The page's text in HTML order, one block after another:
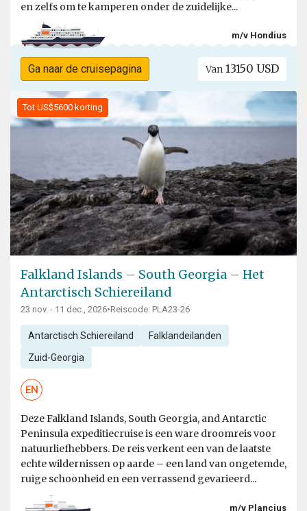
en zelfs om te kamperen onder de zuidelijke...
m/v Hondius
Ga naar de cruisepagina Van 13150 USD
Tot US$5600 korting
Falkland Islands – South Georgia – Het
Antarctisch Schiereiland
23 nov. - 11 dec., 2026•Reiscode: PLA23-26
Antarctisch Schiereiland Falklandeilanden
Zuid-Georgia
EN
Deze Falkland Islands, South Georgia, and Antarctic
Peninsula expeditiecruise is een ware droomreis voor
natuurliefhebbers. De reis verkent een van de laatste
echte wildernissen op aarde – een land van ongetemde,
ruige schoonheid en een verrassend gevarieerd...
m/v Plancius